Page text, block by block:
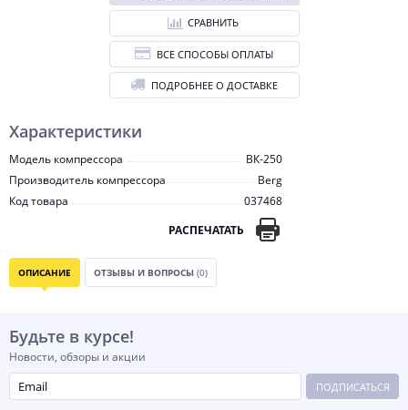
Характеристики
Модель компрессора
ВК-250
Производитель компрессора
Berg
Код товара
037468
РАСПЕЧАТАТЬ
СРАВНИТЬ
ВСЕ СПОСОБЫ ОПЛАТЫ
ПОДРОБНЕЕ О ДОСТАВКЕ
ОПИСАНИЕ ОТЗЫВЫ И ВОПРОСЫ (0)
Будьте в курсе!
Новости, обзоры и акции
ПОДПИСАТЬСЯ